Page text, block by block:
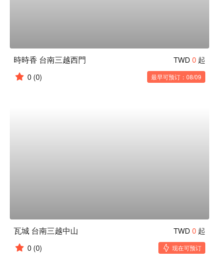
時時香 台南三越西門 TWD 0 起
0 (0) 最早可预订：08/09
瓦城 台南三越中山 TWD 0 起
0 (0) 现在可预订